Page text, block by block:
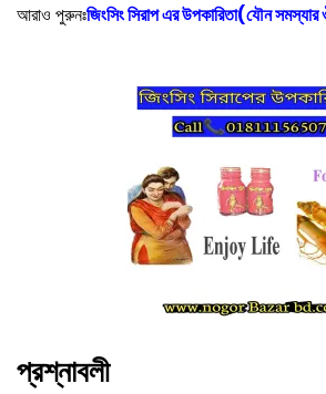
আরাও পুরুনঃজিংসিং সিরাপ এর উপকারিতা(যৌন
প্রশ্নাবলী